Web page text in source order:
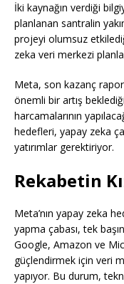
İki kaynağın verdiği
planlanan santralin
projeyi olumsuz
zeka veri merkezi
Meta, son kazanç
önemli bir artış
harcamalarının
hedefleri, yapay zeka
yatırımlar gerektiriyor.
Rekabetin
Meta’nın yapay zeka
yapma çabası, tek
Google, Amazon ve
güçlendirmek için veri
yapıyor. Bu durum,